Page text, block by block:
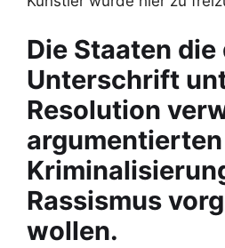
Die Staaten die
Unterschrift
Resolution
Rassismus
wollen.